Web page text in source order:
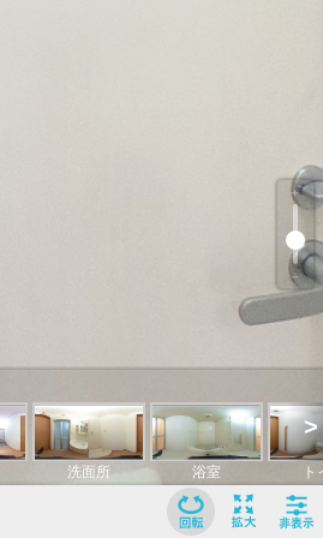
洗面所 浴室
>
﹢
﹣